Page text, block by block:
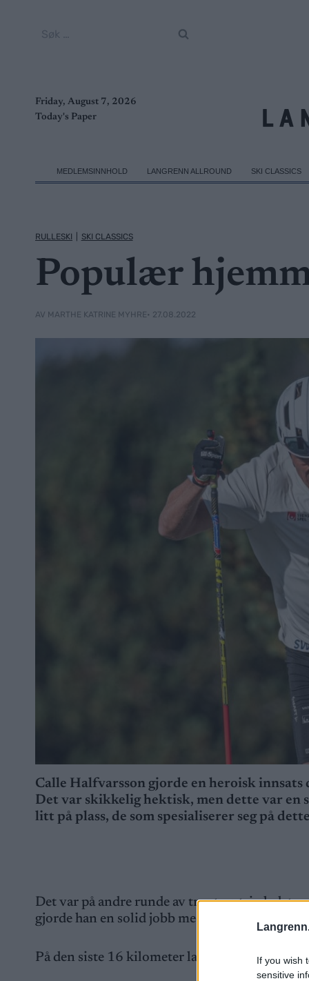
If you wish
sensitive
Friday, August 7, 2026
Today's Paper
MEDLEMSINNHOLD LANGRENN ALLROUND SKI CLASSICS
RULLESKI SKI CLASSICS
Populær
AV MARTHE KATRINE MYHRE• 27.08.2022
Calle Halfvarsson gjorde en heroisk
Det var skikkelig hektisk, men dette var en
litt på plass, de som spesialiserer seg på
Det var på andre runde av tre at en trio ledet
gjorde han en solid jobb med å holde farten
På den siste 16 kilometer lange runden ledet